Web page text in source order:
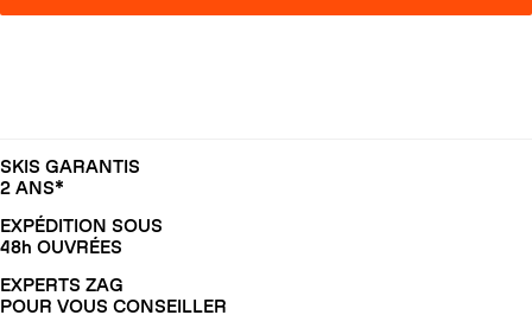
SKIS GARANTIS
2 ANS*
EXPÉDITION SOUS
48h OUVRÉES
EXPERTS ZAG
POUR VOUS CONSEILLER